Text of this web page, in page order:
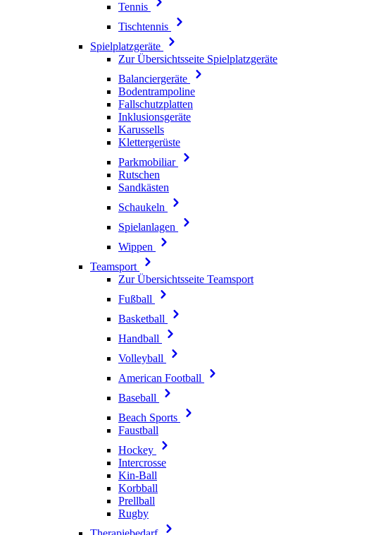
Tennis
Tischtennis
Spielplatzgeräte
Zur Übersichtsseite Spielplatzgeräte
Balanciergeräte
Bodentrampoline
Fallschutzplatten
Inklusionsgeräte
Karussells
Klettergerüste
Parkmobiliar
Rutschen
Sandkästen
Schaukeln
Spielanlagen
Wippen
Teamsport
Zur Übersichtsseite Teamsport
Fußball
Basketball
Handball
Volleyball
American Football
Baseball
Beach Sports
Faustball
Hockey
Intercrosse
Kin-Ball
Korbball
Prellball
Rugby